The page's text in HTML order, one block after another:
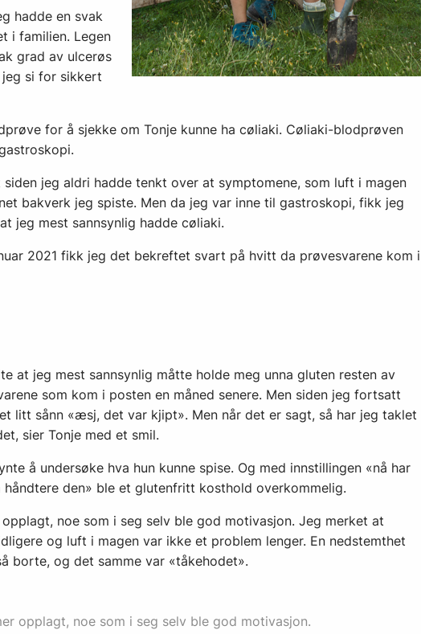
hadde en svak
i familien. Legen
grad av ulcerøs
si for sikkert
for å sjekke om Tonje kunne ha cøliaki. Cøliaki-blodprøven
jeg aldri hadde tenkt over at symptomene, som luft i magen
bakverk jeg spiste. Men da jeg var inne til gastroskopi, fikk jeg
jeg mest sannsynlig hadde cøliaki.
2021 fikk jeg det bekreftet svart på hvitt da prøvesvarene kom i
at jeg mest sannsynlig måtte holde meg unna gluten resten av
som kom i posten en måned senere. Men siden jeg fortsatt
litt sånn «æsj, det var kjipt». Men når det er sagt, så har jeg taklet
sier Tonje med et smil.
å undersøke hva hun kunne spise. Og med innstillingen «nå har
den» ble et glutenfritt kosthold overkommelig.
noe som i seg selv ble god motivasjon. Jeg merket at
og luft i magen var ikke et problem lenger. En nedstemthet
borte, og det samme var «tåkehodet».
opplagt, noe som i seg selv ble god motivasjon.